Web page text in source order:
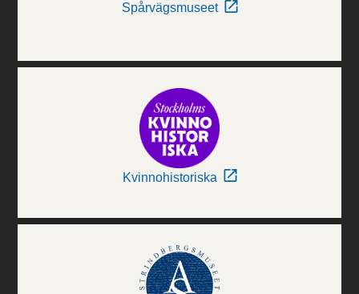
Spårvägsmuseet
Kvinnohistoriska